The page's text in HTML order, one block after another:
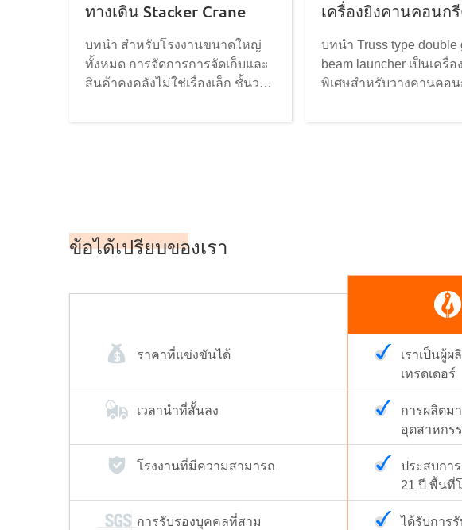
ทางเดิน Stacker Crane
บทนำ สำหรับโรงงานขนาดใหญ่
ทั้งหมด การจัดการการจัดเก็บและ
สินค้าคงคลังไม่ใช่เรื่องเล็ก ชั้นวาง
ดูยุ่งเหยิง แม้จะจัดระเบียบได้ยาก
เดิน […]
เครื่องยิงคานคอนก
บทนำ Truss type double
beam launcher เป็นเครื่อ
พิเศษสำหรับวางคานคอ
หนึ่งในเครื่องจักรที่สำคั
ข้อได้เปรียบของเรา
ราคาที่แข่งขันได้
เวลานำที่สั้นลง
โรงงานที่มีความสามารถ
การรับรองบุคคลที่สาม
เราเป็นผู้
เทรดเดอร์
การผลิตม
อุตสาหกร
ประสบกา
21 ปี พื้นที่
ได้รับการ